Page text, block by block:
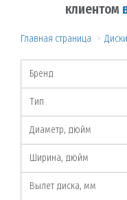
клиентом
Главная страница Диски
Бренд
Тип
Диаметр, дюйм
Ширина, дюйм
Вылет диска, мм